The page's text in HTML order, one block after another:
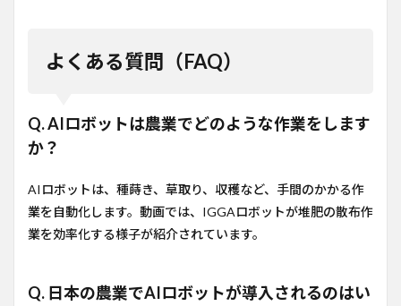
よくある質問（FAQ）
Q. AIロボットは農業でどのような作業をします
か？
AIロボットは、種蒔き、草取り、収穫など、手間のかかる作
業を自動化します。動画では、IGGAロボットが堆肥の散布作
業を効率化する様子が紹介されています。
Q. 日本の農業でAIロボットが導入されるのはい